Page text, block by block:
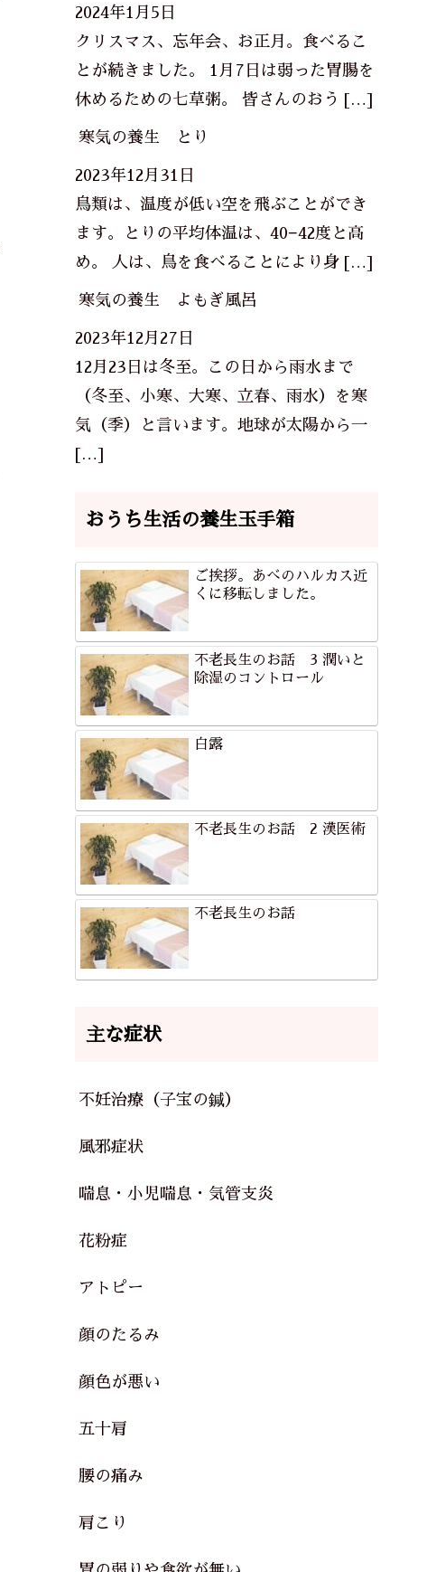
2024年1月5日
クリスマス、忘年会、お正月。食べるこ
とが続きました。 1月7日は弱った胃腸を
休めるための七草粥。 皆さんのおう […]
寒気の養生 とり
2023年12月31日
鳥類は、温度が低い空を飛ぶことができ
ます。とりの平均体温は、40−42度と高
め。 人は、鳥を食べることにより身 […]
寒気の養生 よもぎ風呂
2023年12月27日
12月23日は冬至。この日から雨水まで
（冬至、小寒、大寒、立春、雨水）を寒
気（季）と言います。地球が太陽から一
[…]
おうち生活の養生玉手箱
ご挨拶。あべのハルカス近
くに移転しました。
不老長生のお話 3 潤いと
除湿のコントロール
白露
不老長生のお話 2 漢医術
不老長生のお話
主な症状
不妊治療（子宝の鍼）
風邪症状
喘息・小児喘息・気管支炎
花粉症
アトピー
顔のたるみ
顔色が悪い
五十肩
腰の痛み
肩こり